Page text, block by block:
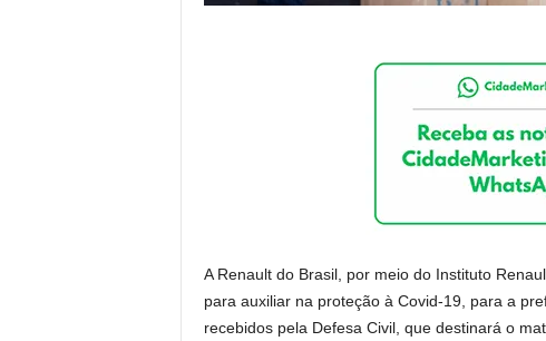
A Renault do Brasil, por meio do Instituto
para auxiliar na proteção à Covid-19, para a
recebidos pela Defesa Civil, que destinará o